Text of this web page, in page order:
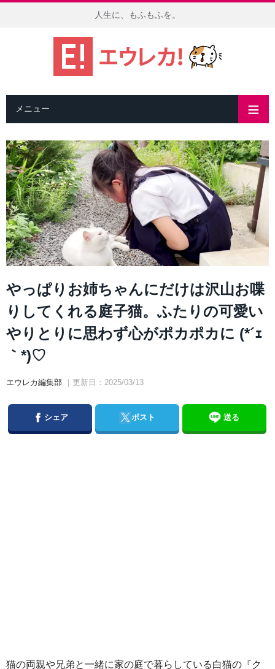
人生に、もふもふを。
メニュー
やっぱりお姉ちゃんにだけは沢山お喋
りしてくれる庭子猫。ふたりの可愛い
やりとりに思わず心がポカポカに (*´ｪ
｀*)♡
エウレカ編集部 ｜更新日：2025/03/13
Facebook
シェア Twitterポスト 送る
猫の両親や兄弟と一緒に家の庭で暮らしている白猫の『ク